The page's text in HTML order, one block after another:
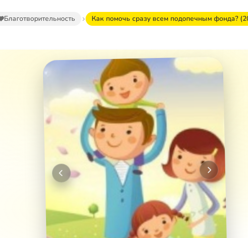
Благотворительность Как помочь сразу всем подопечным фонда?
Предыдущее Следующее